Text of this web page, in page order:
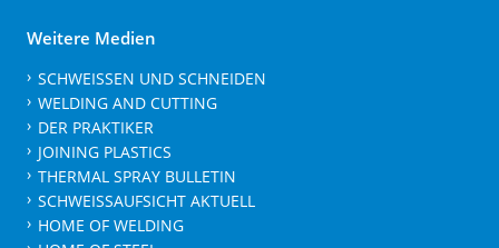
Weitere Medien
SCHWEISSEN UND SCHNEIDEN
WELDING AND CUTTING
DER PRAKTIKER
JOINING PLASTICS
THERMAL SPRAY BULLETIN
SCHWEISSAUFSICHT AKTUELL
HOME OF WELDING